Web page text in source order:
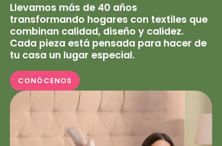
Llevamos más de 40 años
transformando hogares con textiles que
combinan calidad, diseño y calidez.
Cada pieza está pensada para hacer de
tu casa un lugar especial.
CONÓCENOS